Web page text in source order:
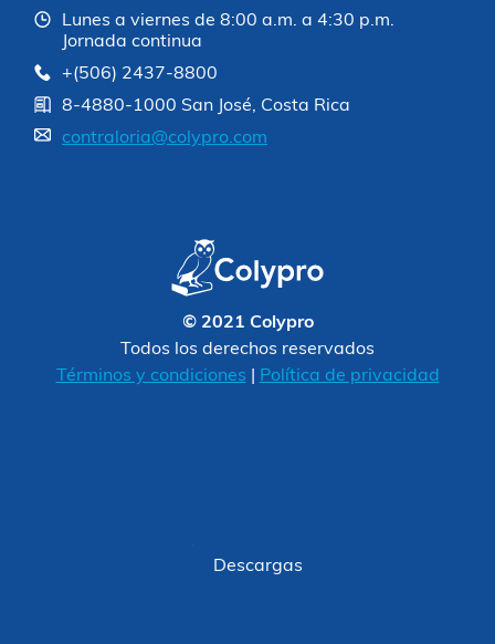
Lunes a viernes de 8:00 a.m. a 4:30 p.m.
Jornada continua
+(506) 2437-8800
8-4880-1000 San José, Costa Rica
contraloria@colypro.com
© 2021 Colypro
Todos los derechos reservados
Términos y condiciones
Política de privacidad
Descargas